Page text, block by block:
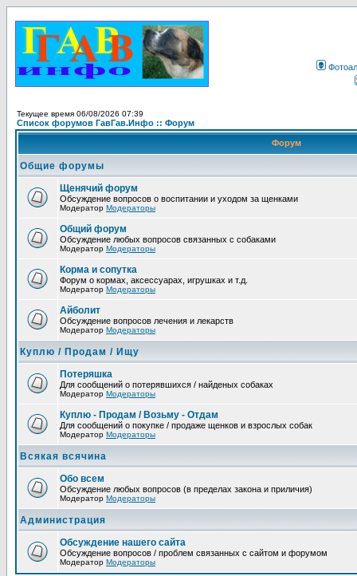
Текущее время 06/08/2026 07:39
Список форумов ГавГав.Инфо :: Форум
Форум
Общие форумы
Щенячий форум
Обсуждение вопросов о воспитании и уходом за щенками
Модератор Модераторы
Общий форум
Обсуждение любых вопросов связанных с собаками
Модератор Модераторы
Корма и сопутка
Форум о кормах, аксессуарах, игрушках и т.д.
Модератор Модераторы
Айболит
Обсуждение вопросов лечения и лекарств
Модератор Модераторы
Куплю / Продам / Ищу
Потеряшка
Для сообщений о потерявшихся / найденых собаках
Модератор Модераторы
Куплю - Продам / Возьму - Отдам
Для сообщений о покупке / продаже щенков и взрослых собак
Модератор Модераторы
Всякая всячина
Обо всем
Обсуждение любых вопросов (в пределах закона и приличия)
Модератор Модераторы
Администрация
Обсуждение нашего сайта
Обсуждение вопросов / проблем связанных с сайтом и форумом
Модератор Модераторы